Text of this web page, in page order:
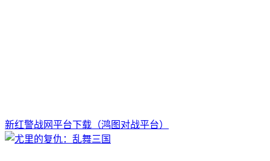
新红警战网平台下载（鸿图对战平台）